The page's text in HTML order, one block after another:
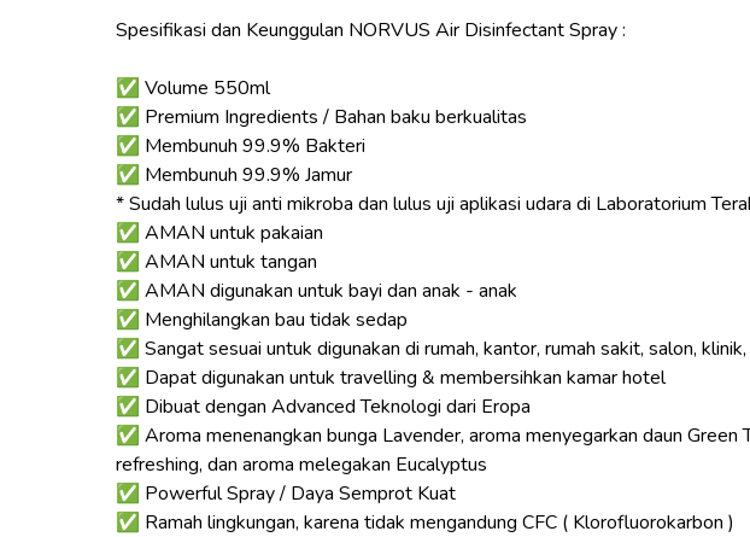
Spesifikasi dan Keunggulan NORVUS Air Disinfectant Spray :
✅ Volume 550ml
✅ Premium Ingredients / Bahan baku berkualitas
✅ Membunuh 99.9% Bakteri
✅ Membunuh 99.9% Jamur
* Sudah lulus uji anti mikroba dan lulus uji aplikasi udara di Laboratorium
✅ AMAN untuk pakaian
✅ AMAN untuk tangan
✅ AMAN digunakan untuk bayi dan anak - anak
✅ Menghilangkan bau tidak sedap
✅ Sangat sesuai untuk digunakan di rumah, kantor, rumah sakit, salon,
✅ Dapat digunakan untuk travelling & membersihkan kamar hotel
✅ Dibuat dengan Advanced Teknologi dari Eropa
✅ Aroma menenangkan bunga Lavender, aroma menyegarkan daun
refreshing, dan aroma melegakan Eucalyptus
✅ Powerful Spray / Daya Semprot Kuat
✅ Ramah lingkungan, karena tidak mengandung CFC ( Klorofluorokarbon )